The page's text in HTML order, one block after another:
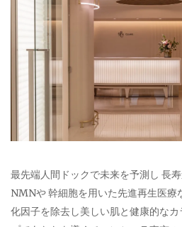
最先端人間ドックで未来を予測し 長
NMNや 幹細胞を用いた先進再生医療
化因子を除去し美しい肌と健康的なカ